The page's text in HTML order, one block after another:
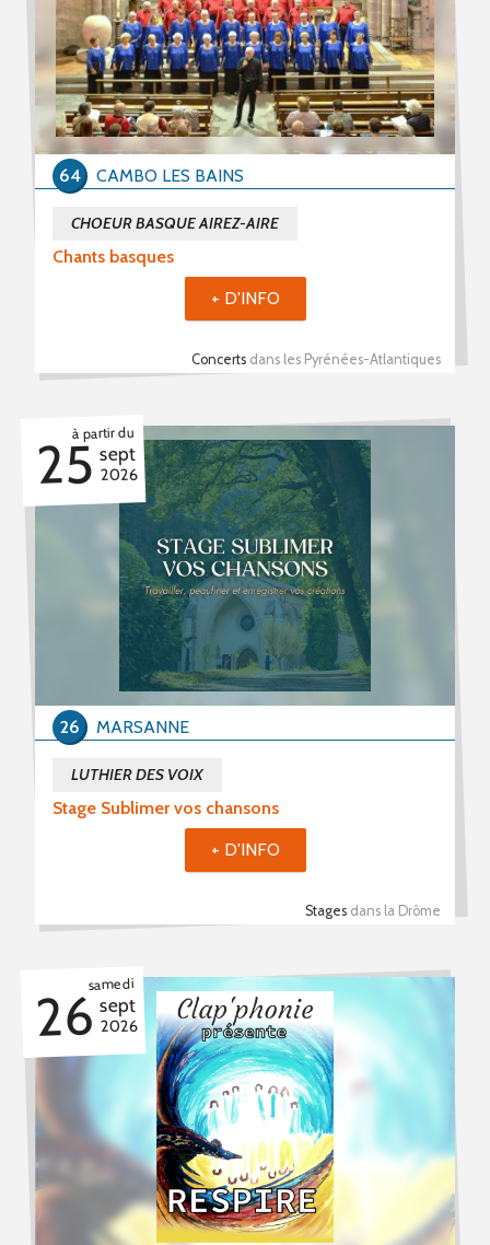
Chants basques
CHOEUR BASQUE AIREZ-AIRE
Concerts dans les Pyrénées-Atlantiques
CAMBO LES BAINS
64
+ D'INFO
à partir du
25 sept
2026
Stage Sublimer vos chansons
LUTHIER DES VOIX
Stages dans la Drôme
MARSANNE
26
+ D'INFO
samedi
26 sept
2026